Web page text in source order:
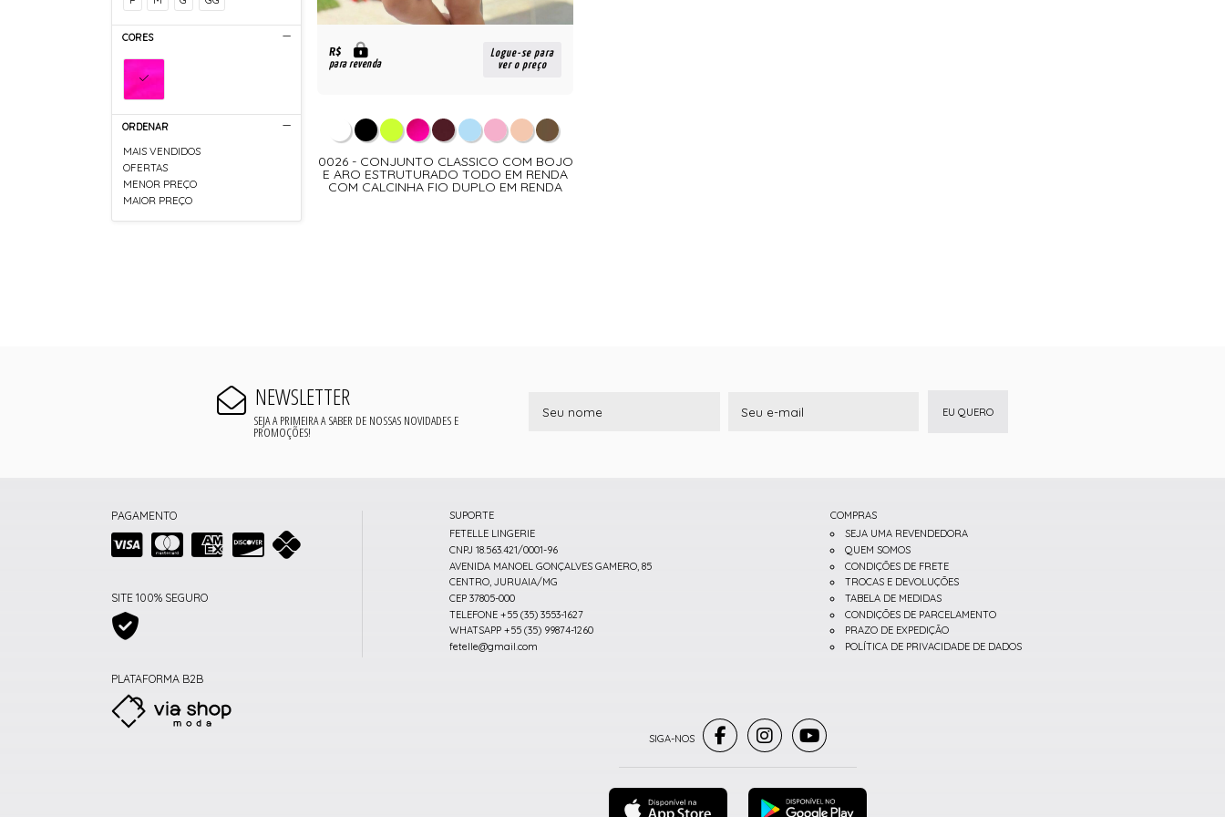
CORES
ORDENAR
MAIS VENDIDOS
OFERTAS
MENOR PREÇO
MAIOR PREÇO
R$
para revenda
Logue-se para
ver o preço
0026 - CONJUNTO CLASSICO COM BOJO
E ARO ESTRUTURADO TODO EM RENDA
COM CALCINHA FIO DUPLO EM RENDA
NEWSLETTER
SEJA A PRIMEIRA A SABER DE NOSSAS NOVIDADES E
PROMOÇÕES!
EU QUERO
PAGAMENTO
SITE 100% SEGURO
PLATAFORMA B2B
SUPORTE
FETELLE LINGERIE
CNPJ 18.563.421/0001-96
AVENIDA MANOEL GONÇALVES GAMERO, 85
CENTRO, JURUAIA/MG
CEP 37805-000
TELEFONE +55 (35) 3553-1627
WHATSAPP +55 (35) 99874-1260
fetelle@gmail.com
COMPRAS
SEJA UMA REVENDEDORA
QUEM SOMOS
CONDIÇÕES DE FRETE
TROCAS E DEVOLUÇÕES
TABELA DE MEDIDAS
CONDIÇÕES DE PARCELAMENTO
PRAZO DE EXPEDIÇÃO
POLÍTICA DE PRIVACIDADE DE DADOS